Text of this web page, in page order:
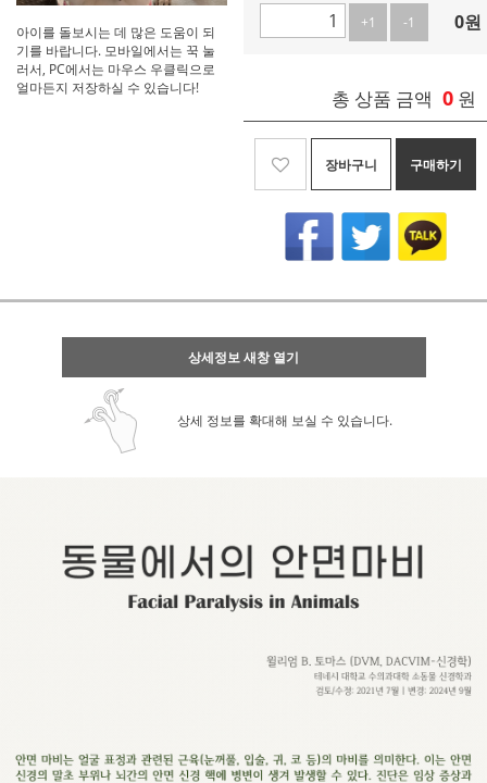
아이를 돌보시는 데 많은 도움이 되
기를 바랍니다. 모바일에서는 꾹 눌
러서, PC에서는 마우스 우클릭으로
얼마든지 저장하실 수 있습니다!
+1
-1 0원
총 상품 금액 0 원
장바구니 구매하기
상세정보 새창 열기
상세 정보를 확대해 보실 수 있습니다.